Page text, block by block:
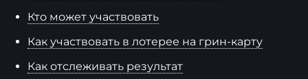
Кто может участвовать
Как участвовать в лотерее на грин-карту
Как отслеживать результат